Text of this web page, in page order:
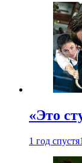
«Это
1 год спустя